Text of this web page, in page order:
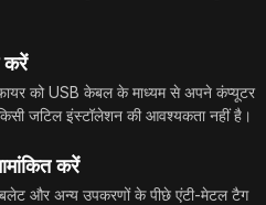
करें
को USB केबल के माध्यम से अपने कंप्यूटर
जटिल इंस्टॉलेशन की आवश्यकता नहीं है।
करें
और अन्य उपकरणों के पीछे एंटी-मेटल टैग